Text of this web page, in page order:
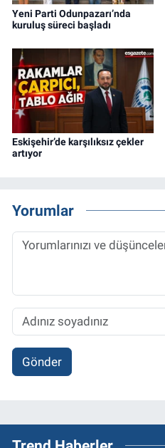
Yeni Parti Odunpazarı’nda
kuruluş süreci başladı
Eskişehir’de karşılıksız çekler
artıyor
Yorumlar
Gönder